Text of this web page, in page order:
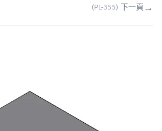
(PL-355) 下一頁 →